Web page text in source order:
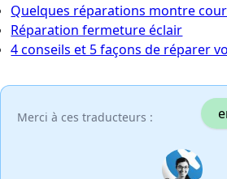
Quelques réparations montre
Réparation fermeture éclair
4 conseils et 5 façons de réparer
Merci à ces traducteurs :